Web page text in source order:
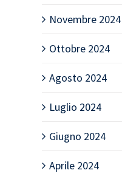
Novembre 2024
Ottobre 2024
Agosto 2024
Luglio 2024
Giugno 2024
Aprile 2024